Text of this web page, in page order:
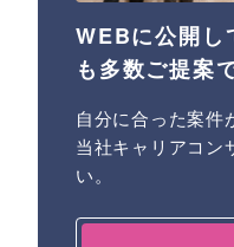
WEBに公開し
も多数ご提案
自分に合った案件
当社キャリアコン
い。